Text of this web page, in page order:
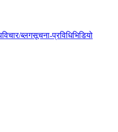
विचार/ब्लगसूचना-प्रविधिभिडियो